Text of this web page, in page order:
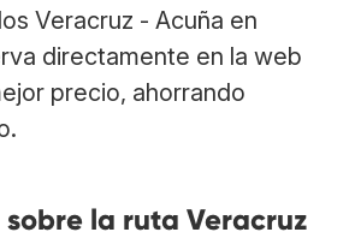
Veracruz - Acuña en
directamente en la web
precio, ahorrando
la ruta Veracruz